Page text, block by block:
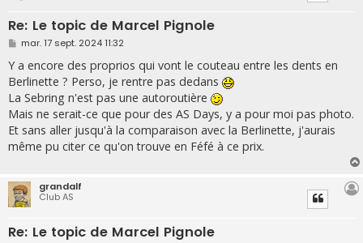
Re: Le topic de Marcel Pignole
M
s
s
a
g
e
mar. 17 sept. 2024 11:32
Y a encore des proprios qui vont le couteau entre les dents en
Berlinette ? Perso, je rentre pas dedans
La Sebring n'est pas une autoroutière
Mais ne serait-ce que pour des AS Days, y a pour moi pas photo.
Et sans aller jusqu'à la comparaison avec la Berlinette, j'aurais
même pu citer ce qu'on trouve en Féfé à ce prix.
grandalf
Club AS
Re: Le topic de Marcel Pignole